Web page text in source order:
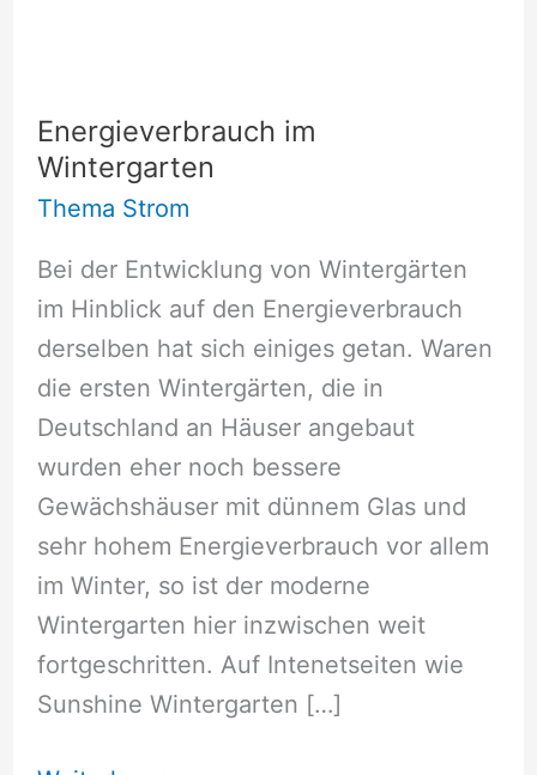
Energieverbrauch im
Wintergarten
Thema Strom
Bei der Entwicklung von Wintergärten
im Hinblick auf den Energieverbrauch
derselben hat sich einiges getan. Waren
die ersten Wintergärten, die in
Deutschland an Häuser angebaut
wurden eher noch bessere
Gewächshäuser mit dünnem Glas und
sehr hohem Energieverbrauch vor allem
im Winter, so ist der moderne
Wintergarten hier inzwischen weit
fortgeschritten. Auf Intenetseiten wie
Sunshine Wintergarten […]